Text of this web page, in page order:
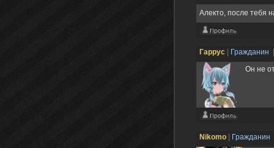
Алекто, после тебя
Гаррус Гражданин
Он не
Nikomo Гражданин